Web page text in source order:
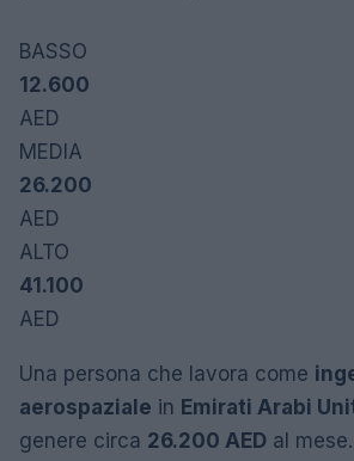
BASSO
12.600
AED
MEDIA
26.200
AED
ALTO
41.100
AED
Una persona che lavora come
aerospaziale in Emirati Arabi
genere circa 26.200 AED al